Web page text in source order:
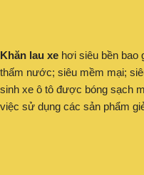
Khăn lau xe hơi siêu bền bao
thấm nước; siêu mềm mại;
sinh xe ô tô được bóng sạch
việc sử dụng các sản phẩm